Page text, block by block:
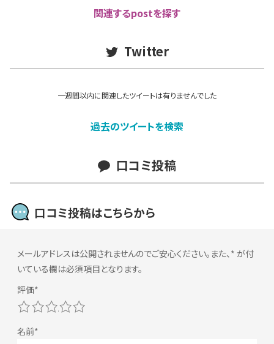
関連するpostを探す
Twitter
一週間以内に関連したツイートは有りませんでした
過去のツイートを検索
口コミ投稿
口コミ投稿はこちらから
メールアドレスは公開されませんのでご安心ください。また、* が付
いている欄は必須項目となります。
5
4
3
2